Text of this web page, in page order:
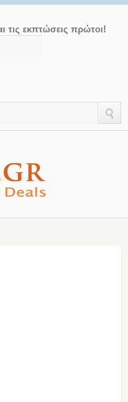
τις εκπτώσεις πρώτοι!